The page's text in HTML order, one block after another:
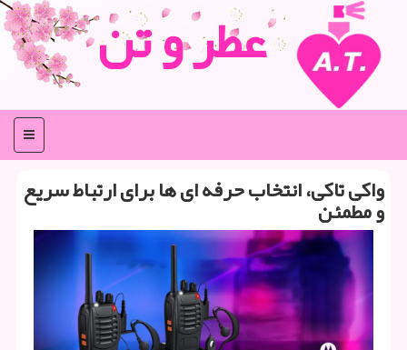
عطر و تن
منو
واکی تاکی، انتخاب حرفه ای ها برای ارتباط سریع
و مطمئن